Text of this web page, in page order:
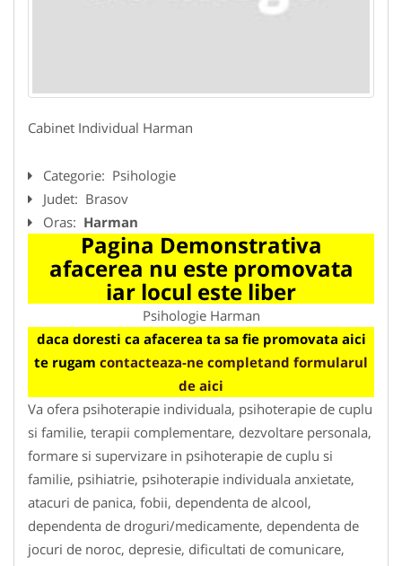
Cabinet Individual Harman
Categorie: Psihologie
Judet: Brasov
Oras: Harman
Pagina Demonstrativa
afacerea nu este promovata
iar locul este liber
Psihologie Harman
daca doresti ca afacerea ta sa fie promovata aici
te rugam contacteaza-ne completand formularul
de aici
Va ofera psihoterapie individuala, psihoterapie de cuplu
si familie, terapii complementare, dezvoltare personala,
formare si supervizare in psihoterapie de cuplu si
familie, psihiatrie, psihoterapie individuala anxietate,
atacuri de panica, fobii, dependenta de alcool,
dependenta de droguri/medicamente, dependenta de
jocuri de noroc, depresie, dificultati de comunicare,